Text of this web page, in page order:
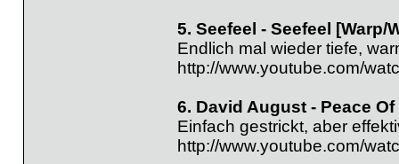
5. Seefeel - Seefeel [Warp/
Endlich mal wieder tiefe,
http://www.youtube.com/
6. David August - Peace
Einfach gestrickt, aber
http://www.youtube.com/